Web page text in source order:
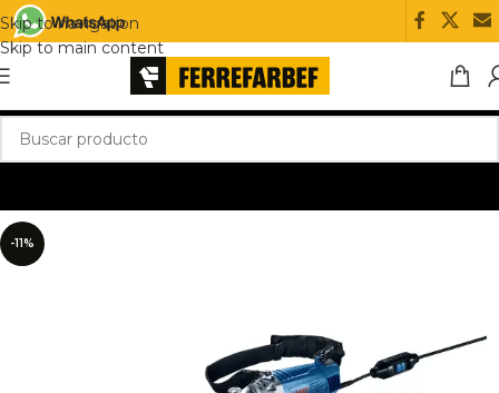
Skip to navigation
Skip to main content
-11%